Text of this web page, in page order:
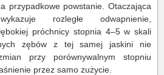
przypadkowe powstanie. Otaczająca
rozległe odwapnienie,
próchnicy stopnia 4–5 w skali
zębów z tej samej jaskini nie
przy porównywalnym stopniu
przez samo zużycie.